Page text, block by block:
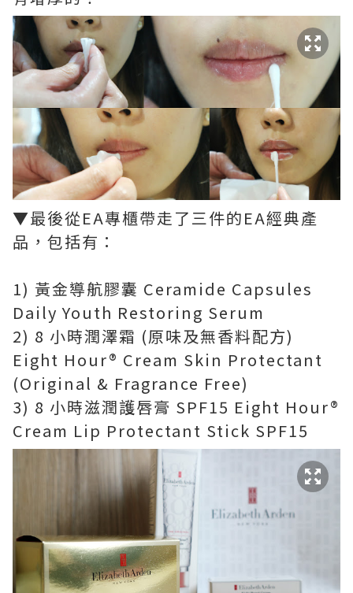
▼最後從EA專櫃帶走了三件的EA經典產
品，包括有：
1) 黃金導航膠囊 Ceramide Capsules
Daily Youth Restoring Serum
2) 8 小時潤澤霜 (原味及無香料配方)
Eight Hour® Cream Skin Protectant
(Original & Fragrance Free)
3) 8 小時滋潤護唇膏 SPF15 Eight Hour®
Cream Lip Protectant Stick SPF15